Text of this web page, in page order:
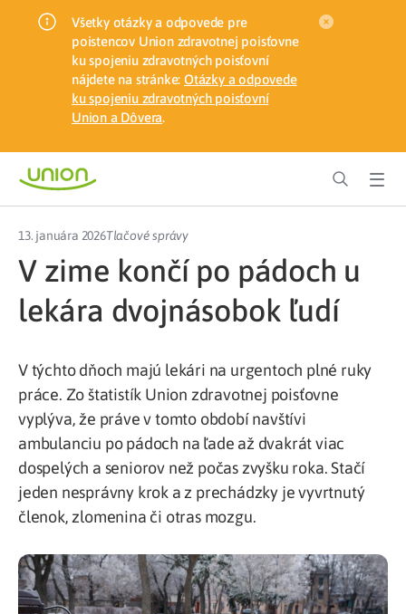
Všetky otázky a odpovede pre
poistencov Union zdravotnej poisťovne
ku spojeniu zdravotných poisťovní
nájdete na stránke: Otázky a odpovede
ku spojeniu zdravotných poisťovní
Union a Dôvera.
13. januára 2026Tlačové správy
V zime končí po pádoch u
lekára dvojnásobok ľudí
V týchto dňoch majú lekári na urgentoch plné ruky
práce. Zo štatistík Union zdravotnej poisťovne
vyplýva, že práve v tomto období navštívi
ambulanciu po pádoch na ľade až dvakrát viac
dospelých a seniorov než počas zvyšku roka. Stačí
jeden nesprávny krok a z prechádzky je vyvrtnutý
členok, zlomenina či otras mozgu.